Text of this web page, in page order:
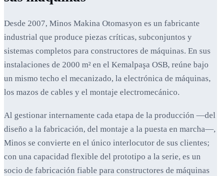
Desde 2007, Minos Makina Otomasyon es un fabricante
industrial que produce piezas críticas, subconjuntos y
sistemas completos para constructores de máquinas. En sus
instalaciones de 2000 m² en el Kemalpaşa OSB, reúne bajo
un mismo techo el mecanizado, la electrónica de máquinas,
los mazos de cables y el montaje electromecánico.
Al gestionar internamente cada etapa de la producción —del
diseño a la fabricación, del montaje a la puesta en marcha—,
Minos se convierte en el único interlocutor de sus clientes;
con una capacidad flexible del prototipo a la serie, es un
socio de fabricación fiable para constructores de máquinas